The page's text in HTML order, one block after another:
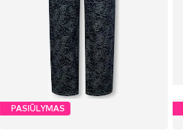
PASIŪLYMAS